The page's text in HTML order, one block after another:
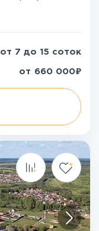
от 7 до 15 соток
от 660 000₽